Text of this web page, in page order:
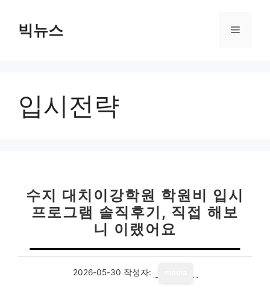
빅뉴스 메
입시전략
수지 대치이강학원 학원비 입시
프로그램 솔직후기, 직접 해보
니 이랬어요
2026-05-30 작성자: